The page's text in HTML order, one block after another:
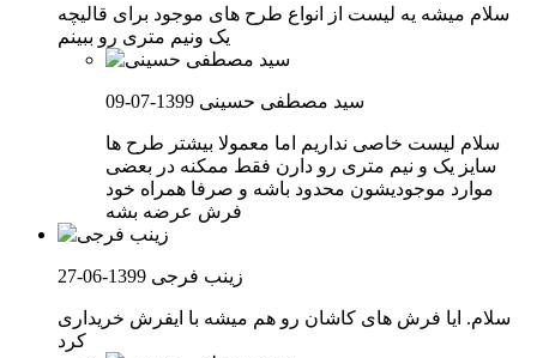
سلام میشه یه لیست از انواع طرح های موجود برای قالیچه
یک ونیم متری رو ببینم
سید مصطفی حسینی 1399-07-09
سلام لیست خاصی نداریم اما معمولا بیشتر طرح ها
سایز یک و نیم متری رو دارن فقط ممکنه در بعضی
موارد موجودیشون محدود باشه و صرفا همراه خود
فرش عرضه بشه
زینب فرجی 1399-06-27
سلام. ایا فرش های کاشان رو هم میشه با ایفرش خریداری
کرد